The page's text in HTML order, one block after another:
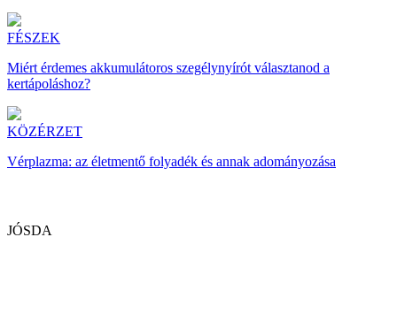
FÉSZEK
Miért érdemes akkumulátoros szegélynyírót választanod a
kertápoláshoz?
KÖZÉRZET
Vérplazma: az életmentő folyadék és annak adományozása
JÓSDA